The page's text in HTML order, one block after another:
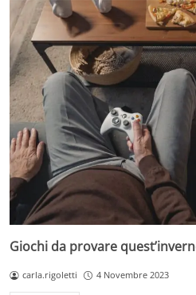
Giochi da provare
carla.rigoletti 4 Novembre 2023